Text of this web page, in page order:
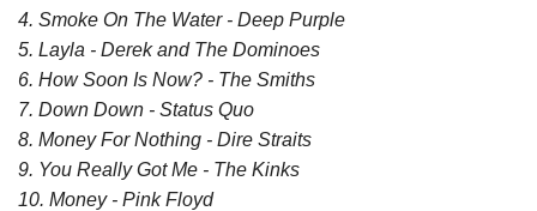
4. Smoke On The Water - Deep Purple
5. Layla - Derek and The Dominoes
6. How Soon Is Now? - The Smiths
7. Down Down - Status Quo
8. Money For Nothing - Dire Straits
9. You Really Got Me - The Kinks
10. Money - Pink Floyd